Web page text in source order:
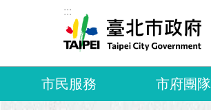
跳到主要內容區塊
:::
市民服務 市府團隊